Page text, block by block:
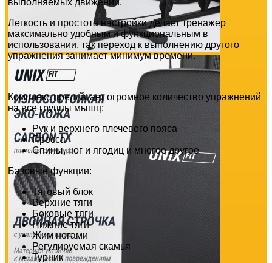
Легкость и простота настройки делает тренажер
максимально удобным и функциональным в
использовании, так переход к выполнению другого
упражнения занимает минимум времени.
Комплекс предлагает огромное количество упражнений
на все группы мышц:
Рук и верхнего плечевого пояса
Пресса
Спины, ног и ягодиц и многое другое
Базовые функции:
Тяговый блок
Верхние тяги
Боковые тяги
Нижние тяги
Жим ногами
Регулируемая скамья
Турник